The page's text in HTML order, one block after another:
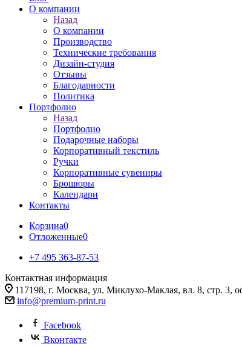
О компании
Назад
О компании
Производство
Технические требования
Дизайн-студия
Отзывы
Благодарности
Политика
Портфолио
Назад
Портфолио
Подарочные наборы
Корпоративный текстиль
Ручки
Корпоративные сувениры
Брошюры
Календари
Контакты
Корзина0
Отложенные0
+7 495 363-87-53
Контактная информация
117198, г. Москва, ул. Миклухо-Маклая, вл. 8, стр. 3,
info@premium-print.ru
Facebook
Вконтакте